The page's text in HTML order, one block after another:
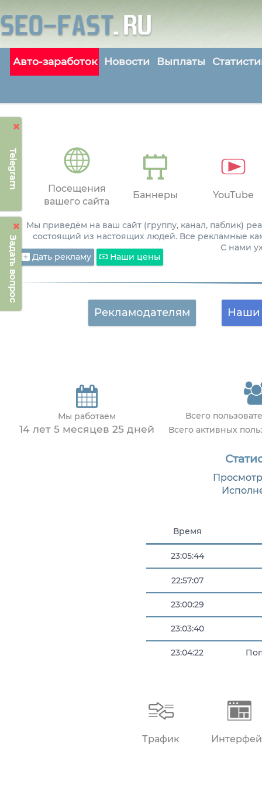
Telegram
Задать вопрос
Авто-заработок Новости Выплаты
Посещения
вашего сайта
Баннеры YouTube
Мы приведём на ваш сайт (группу, канал, паблик)
состоящий из настоящих людей. Все рекламные
С нами
Дать рекламу
Наши цены
Рекламодателям Наши
Мы работаем
14 лет 5 месяцев 25 дней
Всего
Всего активных
Время
23:05:44
22:57:07
23:00:29
23:03:40
23:04:22
Трафик